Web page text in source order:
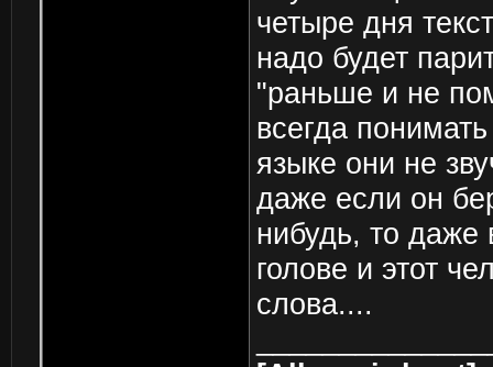
четыре дня
надо будет
"раньше и не
всегда
языке они не
даже если он
нибудь, то даже
голове и этот
слова....